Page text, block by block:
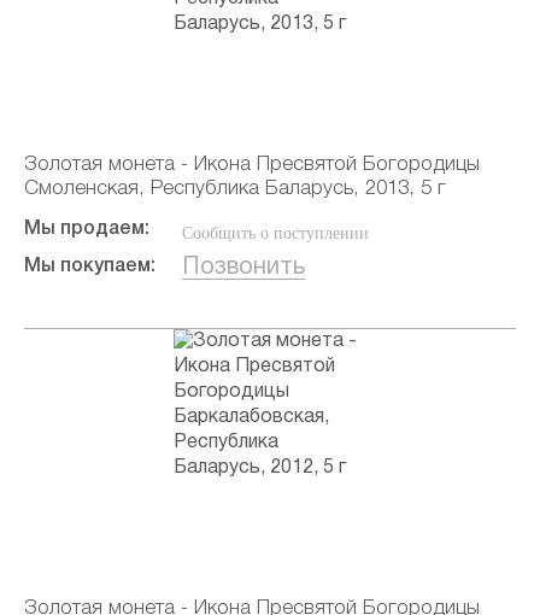
Золотая монета - Икона Пресвятой Богородицы
Смоленская, Республика Баларусь, 2013, 5 г
Мы продаем: Сообщить о поступлении
Мы покупаем: Позвонить
Золотая монета - Икона Пресвятой Богородицы